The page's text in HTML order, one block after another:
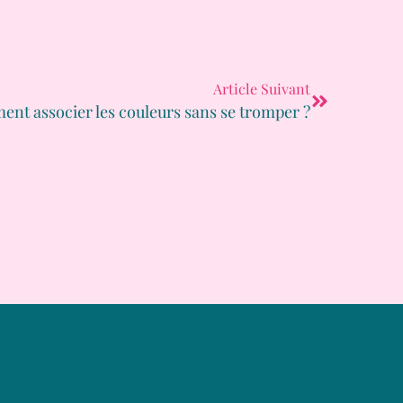
Article Suivant
associer les couleurs sans se tromper ?